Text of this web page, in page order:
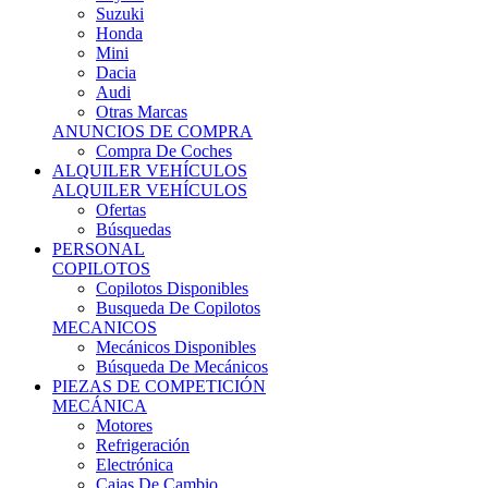
Suzuki
Honda
Mini
Dacia
Audi
Otras Marcas
ANUNCIOS DE COMPRA
Compra De Coches
ALQUILER VEHÍCULOS
ALQUILER VEHÍCULOS
Ofertas
Búsquedas
PERSONAL
COPILOTOS
Copilotos Disponibles
Busqueda De Copilotos
MECANICOS
Mecánicos Disponibles
Búsqueda De Mecánicos
PIEZAS DE COMPETICIÓN
MECÁNICA
Motores
Refrigeración
Electrónica
Cajas De Cambio